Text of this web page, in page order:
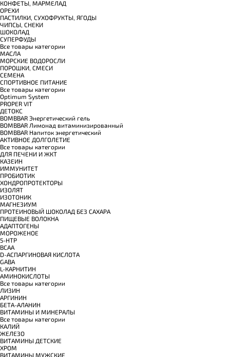
КОНФЕТЫ, МАРМЕЛАД
ОРЕХИ
ПАСТИЛКИ, СУХОФРУКТЫ, ЯГОДЫ
ЧИПСЫ, СНЕКИ
ШОКОЛАД
СУПЕРФУДЫ
Все товары категории
МАСЛА
МОРСКИЕ ВОДОРОСЛИ
ПОРОШКИ, СМЕСИ
СЕМЕНА
СПОРТИВНОЕ ПИТАНИЕ
Все товары категории
Optimum System
PROPER VIT
ДЕТОКС
BOMBBAR Энергетический гель
BOMBBAR Лимонад витаминизированный
BOMBBAR Напиток энергетический
АКТИВНОЕ ДОЛГОЛЕТИЕ
Все товары категории
ДЛЯ ПЕЧЕНИ И ЖКТ
КАЗЕИН
ИММУНИТЕТ
ПРОБИОТИК
ХОНДРОПРОТЕКТОРЫ
ИЗОЛЯТ
ИЗОТОНИК
МАГНЕЗИУМ
ПРОТЕИНОВЫЙ ШОКОЛАД БЕЗ САХАРА
ПИЩЕВЫЕ ВОЛОКНА
АДАПТОГЕНЫ
МОРОЖЕНОЕ
5-HTP
BCAA
D-АСПАРГИНОВАЯ КИСЛОТА
GABA
L-КАРНИТИН
АМИНОКИСЛОТЫ
Все товары категории
ЛИЗИН
АРГИНИН
БЕТА-АЛАНИН
ВИТАМИНЫ И МИНЕРАЛЫ
Все товары категории
КАЛИЙ
ЖЕЛЕЗО
ВИТАМИНЫ ДЕТСКИЕ
ХРОМ
ВИТАМИНЫ МУЖСКИЕ